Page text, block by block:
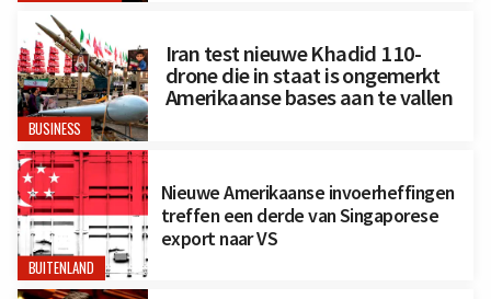
BUSINESS
Iran test nieuwe Khadid 110-
drone die in staat is ongemerkt
Amerikaanse bases aan te vallen
BUITENLAND
Nieuwe Amerikaanse invoerheffingen
treffen een derde van Singaporese
export naar VS